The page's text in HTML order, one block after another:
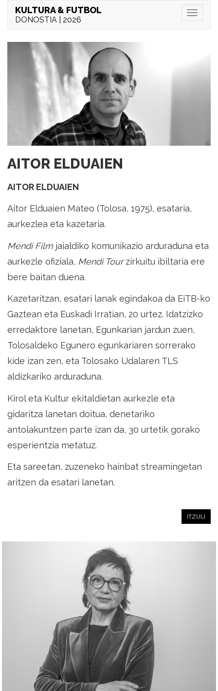
Menu
KULTURA & FUTBOL
DONOSTIA | 2026
AITOR ELDUAIEN
AITOR ELDUAIEN
Aitor Elduaien Mateo (Tolosa, 1975), esataria,
aurkezlea eta kazetaria.
Mendi Film jaialdiko komunikazio arduraduna eta
aurkezle ofiziala, Mendi Tourzirkuitu ibiltaria ere
bere baitan duena.
Kazetaritzan, esatari lanak egindakoa da EiTB-ko
Gaztean eta Euskadi Irratian, 20 urtez. Idatzizko
erredaktore lanetan, Egunkarian jardun zuen,
Tolosaldeko Egunero egunkariaren sorrerako
kide izan zen, eta Tolosako Udalaren TLS
aldizkariko arduraduna.
Kirol eta Kultur ekitaldietan aurkezle eta
gidaritza lanetan doitua, denetariko
antolakuntzen parte izan da, 30 urtetik gorako
esperientzia metatuz.
Eta sareetan, zuzeneko hainbat streamingetan
aritzen da esatari lanetan.
ITZULI